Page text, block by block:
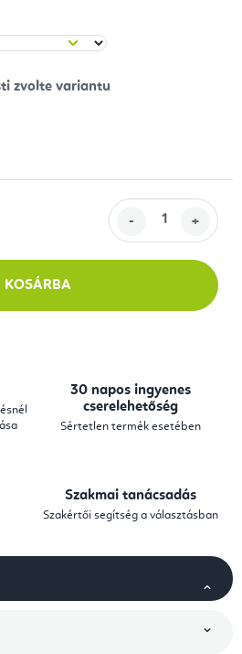
KOSÁRBA
30 napos ingyenes
cserelehetőség
Sértetlen termék esetében
Szakmai tanácsadás
Szakértői segítség a választásban